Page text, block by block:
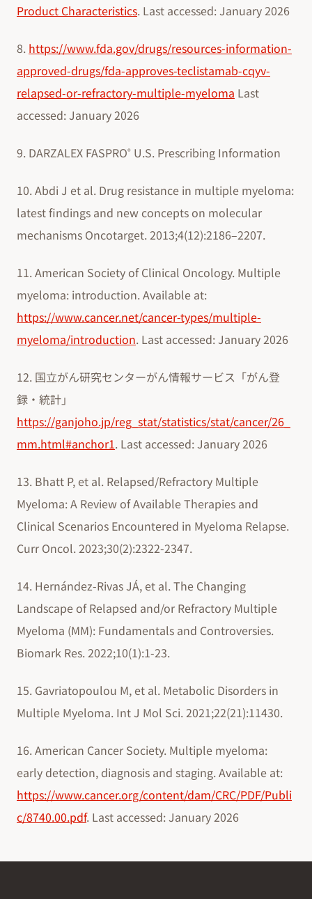
Product Characteristics. Last accessed: January 2026
8. https://www.fda.gov/drugs/resources-information-
approved-drugs/fda-approves-teclistamab-cqyv-
relapsed-or-refractory-multiple-myeloma Last
accessed: January 2026
9. DARZALEX FASPRO® U.S. Prescribing Information
10. Abdi J et al. Drug resistance in multiple myeloma:
latest findings and new concepts on molecular
mechanisms Oncotarget. 2013;4(12):2186–2207.
11. American Society of Clinical Oncology. Multiple
myeloma: introduction. Available at:
https://www.cancer.net/cancer-types/multiple-
myeloma/introduction. Last accessed: January 2026
12. 国立がん研究センターがん情報サービス「がん登
録・統計」
https://ganjoho.jp/reg_stat/statistics/stat/cancer/26_
mm.html#anchor1. Last accessed: January 2026
13. Bhatt P, et al. Relapsed/Refractory Multiple
Myeloma: A Review of Available Therapies and
Clinical Scenarios Encountered in Myeloma Relapse.
Curr Oncol. 2023;30(2):2322-2347.
14. Hernández-Rivas JÁ, et al. The Changing
Landscape of Relapsed and/or Refractory Multiple
Myeloma (MM): Fundamentals and Controversies.
Biomark Res. 2022;10(1):1-23.
15. Gavriatopoulou M, et al. Metabolic Disorders in
Multiple Myeloma. Int J Mol Sci. 2021;22(21):11430.
16. American Cancer Society. Multiple myeloma:
early detection, diagnosis and staging. Available at:
https://www.cancer.org/content/dam/CRC/PDF/Publi
c/8740.00.pdf. Last accessed: January 2026